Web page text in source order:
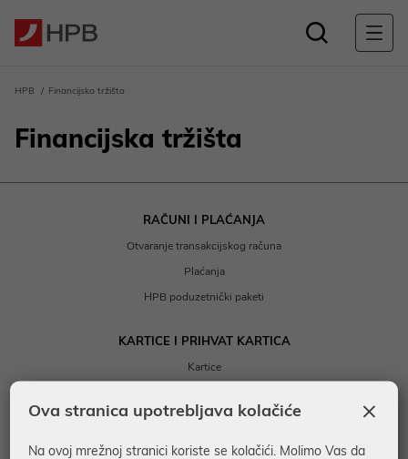
HPB Financijska tržišta
Financijska tržišta
RAČUNI I PLAĆANJA
Otvaranje transakcijskog računa
Plaćanja
HPB poduzetnički paketi
KARTICE I PRIHVAT KARTICA
Kartice
×
Ova stranica upotrebljava kolačiće
Na ovoj mrežnoj stranici koriste se kolačići. Molimo Vas da